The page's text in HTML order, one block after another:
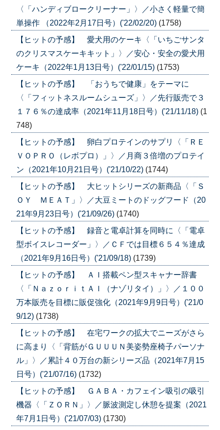
〈「ハンディブロークリーナー」〉／小さく軽量で簡
単操作 （2022年2月17日号）('22/02/20) (1758)
【ヒットの予感】 愛犬用のケーキ〈「いちごサンタ
のクリスマスケーキキット」〉／安心・安全の愛犬用
ケーキ（2022年1月13日号）('22/01/15) (1753)
【ヒットの予感】 「おうちで健康」をテーマに
〈「フィットネスルームシューズ」〉／先行販売で３
１７６％の達成率（2021年11月18日号）('21/11/18) (1
748)
【ヒットの予感】 卵白プロテインのサプリ〈「ＲＥ
ＶＯＰＲＯ（レボプロ）」〉／月商３倍増のプロテイ
ン（2021年10月21日号）('21/10/22) (1744)
【ヒットの予感】 大ヒットシリーズの新商品〈「Ｓ
ＯＹ ＭＥＡＴ」〉／大豆ミートのドッグフード（20
21年9月23日号）('21/09/26) (1740)
【ヒットの予感】 録音と電卓計算を同時に〈「電卓
型ボイスレコーダー」〉／ＣＦでは目標６５４％達成
（2021年9月16日号）('21/09/18) (1739)
【ヒットの予感】 ＡＩ搭載ペン型スキャナー辞書
〈「ＮａｚｏｒｉｔＡＩ（ナゾリタイ）」〉／１００
万本販売を目標に販促強化（2021年9月9日号）('21/0
9/12) (1738)
【ヒットの予感】 在宅ワークの拡大でニーズがさら
に高まり〈「背筋がＧＵＵＵＮ美姿勢座椅子パーソナ
ル」〉／累計４０万台の新シリーズ品（2021年7月15
日号）('21/07/16) (1732)
【ヒットの予感】 ＧＡＢＡ・カフェイン吸引の吸引
機器〈「ＺＯＲＮ」〉／脈波測定し休憩を提案（2021
年7月1日号）('21/07/03) (1730)